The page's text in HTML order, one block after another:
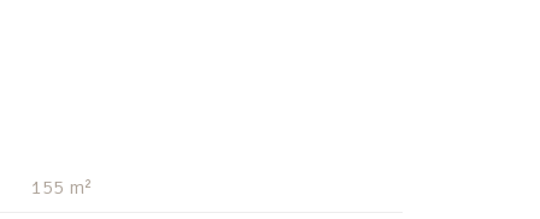
155 m²